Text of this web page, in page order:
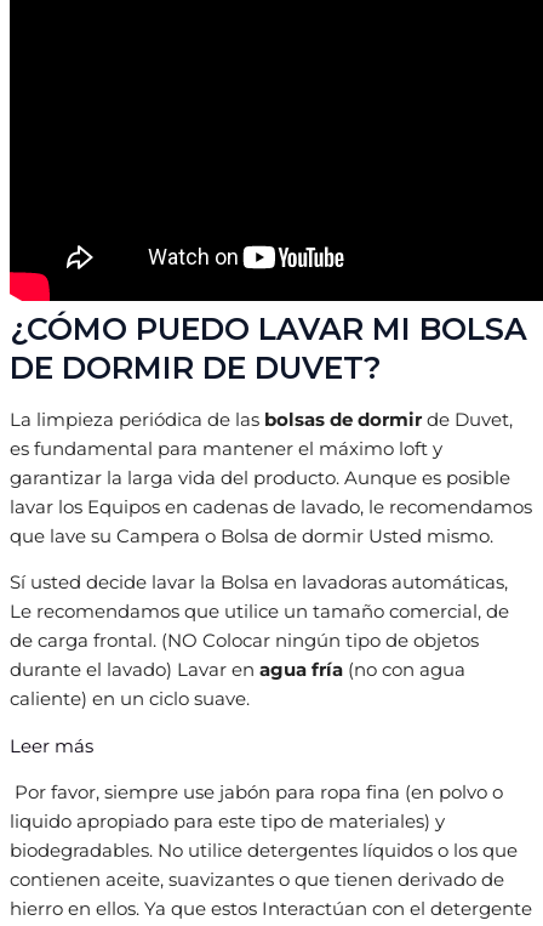
¿CÓMO PUEDO LAVAR MI BOLSA
DE DORMIR DE DUVET?
La limpieza periódica de las bolsas de dormir de Duvet,
es fundamental para mantener el máximo loft y
garantizar la larga vida del producto. Aunque es posible
lavar los Equipos en cadenas de lavado, le recomendamos
que lave su Campera o Bolsa de dormir Usted mismo.
Sí usted decide lavar la Bolsa en lavadoras automáticas,
Le recomendamos que utilice un tamaño comercial, de
de carga frontal. (NO Colocar ningún tipo de objetos
durante el lavado) Lavar en agua fría (no con agua
caliente) en un ciclo suave.
Leer más
Por favor, siempre use jabón para ropa fina (en polvo o
liquido apropiado para este tipo de materiales) y
biodegradables. No utilice detergentes líquidos o los que
contienen aceite, suavizantes o que tienen derivado de
hierro en ellos. Ya que estos Interactúan con el detergente